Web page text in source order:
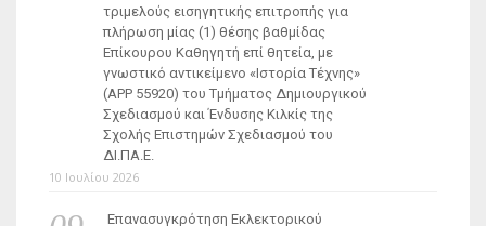
τριμελούς εισηγητικής επιτροπής για
πλήρωση μίας (1) θέσης βαθμίδας
Επίκουρου Καθηγητή επί θητεία, με
γνωστικό αντικείμενο «Ιστορία Τέχνης»
(ΑΡΡ 55920) του Τμήματος Δημιουργικού
Σχεδιασμού και Ένδυσης Κιλκίς της
Σχολής Επιστημών Σχεδιασμού του
ΔΙ.ΠΑ.Ε.
10 Ιουλίου 2026
Επανασυγκρότηση Εκλεκτορικού